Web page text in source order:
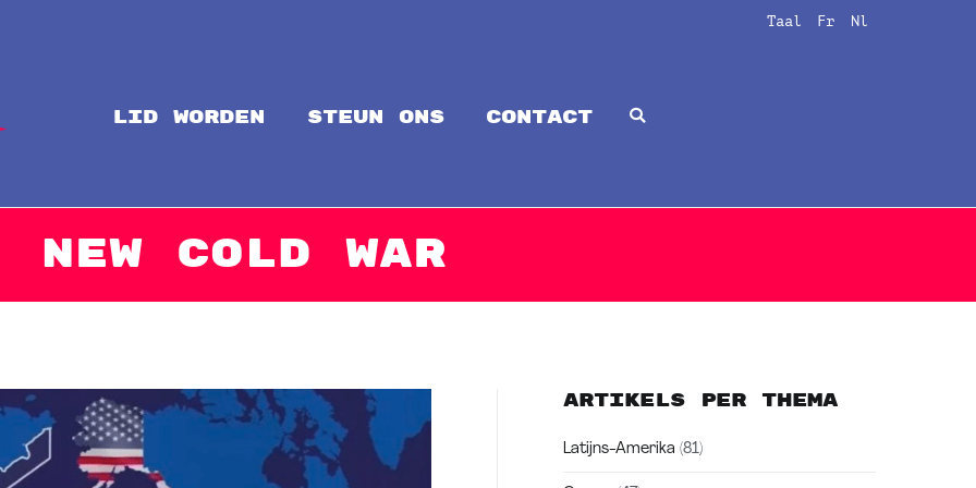
Taal Fr Nl
LID WORDEN steun ons CONTACT
New Cold War
Artikels per thema
Latijns-Amerika (81)